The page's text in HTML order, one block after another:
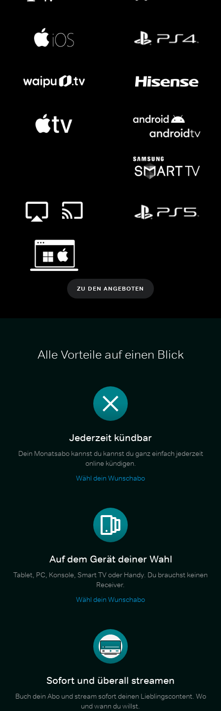
ZU DEN ANGEBOTEN
Alle Vorteile auf einen Blick
Jederzeit kündbar
Dein Monatsabo kannst du kannst du ganz einfach jederzeit
online kündigen.
Wähl dein Wunschabo
Auf dem Gerät deiner Wahl
Tablet, PC, Konsole, Smart TV oder Handy. Du brauchst keinen
Receiver.
Wähl dein Wunschabo
Sofort und überall streamen
Buch dein Abo und stream sofort deinen Lieblingscontent. Wo
und wann du willst.